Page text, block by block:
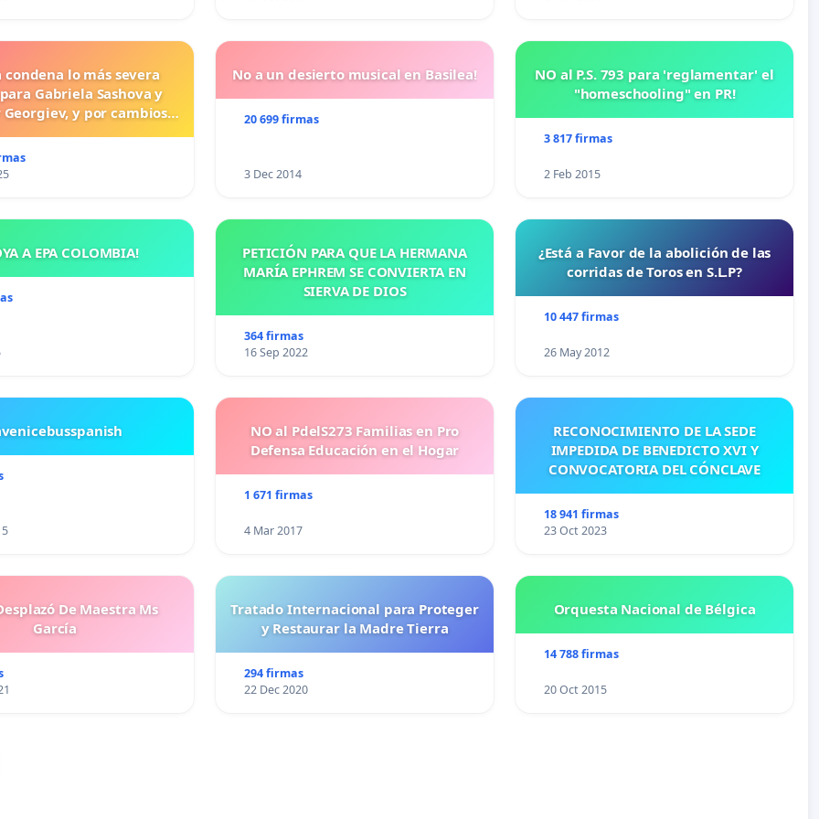
condena lo más severa
Gabriela Sashova y
y por cambios
para los crímenes
contra los animales.
No a un desierto musical en Basilea!
20 699 firmas
3 Dec 2014
NO al P.S. 793 para 'reglamentar' el
"homeschooling" en PR!
3 817 firmas
2 Feb 2015
A EPA COLOMBIA!
PETICIÓN PARA QUE LA HERMANA
MARÍA EPHREM SE CONVIERTA EN
SIERVA DE DIOS
364 firmas
16 Sep 2022
¿Está a Favor de la abolición de las
corridas de Toros en S.L.P?
10 447 firmas
26 May 2012
NO al PdelS273 Familias en Pro
Defensa Educación en el Hogar
1 671 firmas
4 Mar 2017
RECONOCIMIENTO DE LA SEDE
IMPEDIDA DE BENEDICTO XVI Y
CONVOCATORIA DEL CÓNCLAVE
18 941 firmas
23 Oct 2023
De Maestra Ms
García
Tratado Internacional para Proteger
y Restaurar la Madre Tierra
294 firmas
22 Dec 2020
Orquesta Nacional de Bélgica
14 788 firmas
20 Oct 2015